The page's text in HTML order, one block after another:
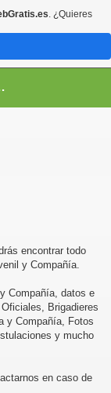
de Santiago
encontrar todo
y Compañía.
Compañía, datos e
Brigadieres
y Compañía, Fotos
y mucho
en caso de
. ¿Quieres